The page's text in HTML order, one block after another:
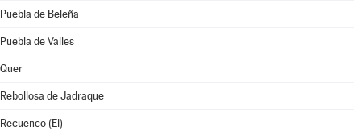
Puebla de Beleña
Puebla de Valles
Quer
Rebollosa de Jadraque
Recuenco (El)